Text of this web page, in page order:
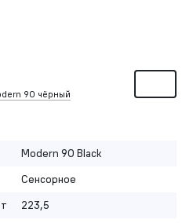
90 чёрный
Modern 90 Black
Сенсорное
223,5